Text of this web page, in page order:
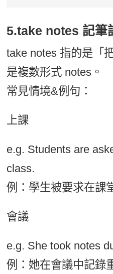
5.take notes 記筆
take notes 指的是「
是複數形式 notes。
常見情境&例句：
上課
e.g. Students are
class.
例：學生被要求在課
會議
e.g. She took notes
例：她在會議中記錄